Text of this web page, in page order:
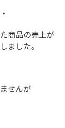
商品の売上が
ました。
せんが